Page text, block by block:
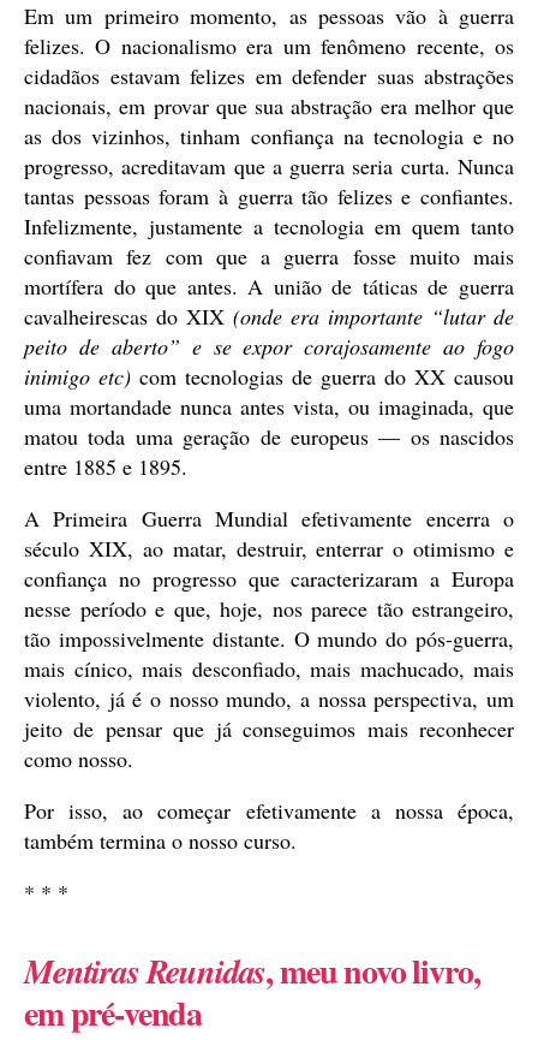
Em um primeiro momento, as pessoas vão à guerra
felizes. O nacionalismo era um fenômeno recente, os
cidadãos estavam felizes em defender suas abstrações
nacionais, em provar que sua abstração era melhor que
as dos vizinhos, tinham confiança na tecnologia e no
progresso, acreditavam que a guerra seria curta. Nunca
tantas pessoas foram à guerra tão felizes e confiantes.
Infelizmente, justamente a tecnologia em quem tanto
confiavam fez com que a guerra fosse muito mais
mortífera do que antes. A união de táticas de guerra
cavalheirescas do XIX (onde era importante “lutar de
peito de aberto” e se expor corajosamente ao fogo
inimigo etc) com tecnologias de guerra do XX causou
uma mortandade nunca antes vista, ou imaginada, que
matou toda uma geração de europeus — os nascidos
entre 1885 e 1895.
A Primeira Guerra Mundial efetivamente encerra o
século XIX, ao matar, destruir, enterrar o otimismo e
confiança no progresso que caracterizaram a Europa
nesse período e que, hoje, nos parece tão estrangeiro,
tão impossivelmente distante. O mundo do pós-guerra,
mais cínico, mais desconfiado, mais machucado, mais
violento, já é o nosso mundo, a nossa perspectiva, um
jeito de pensar que já conseguimos mais reconhecer
como nosso.
Por isso, ao começar efetivamente a nossa época,
também termina o nosso curso.
* * *
Mentiras Reunidas, meu novo livro,
em pré-venda